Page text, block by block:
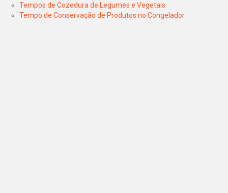
Tempos de Cozedura de Legumes e Vegetais
Tempo de Conservação de Produtos no Congelador